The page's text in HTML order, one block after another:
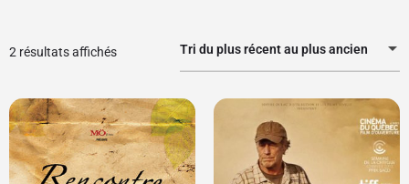
2 résultats affichés Tri du plus récent au plus ancien